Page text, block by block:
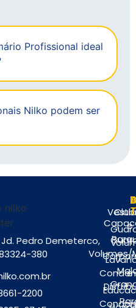
Profissional ideal
Nilko podem ser
Pedro Demeterco,
380
2200
e
e
Volumes/